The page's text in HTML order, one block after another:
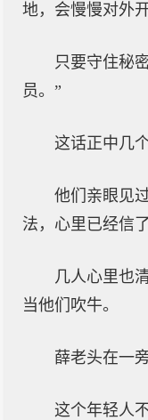
地，会慢慢对外
只要守住秘
员。”
这话正中几
他们亲眼见
法，心里已经信
几人心里也
当他们吹牛。
薛老头在一
这个年轻人